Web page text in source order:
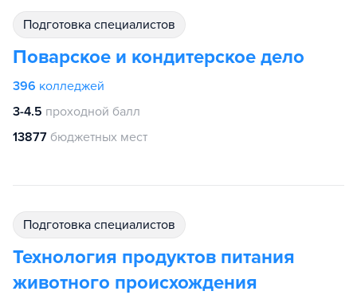
подготовка специалистов
Поварское и кондитерское дело
396 колледжей
3-4.5 проходной балл
13877 бюджетных мест
подготовка специалистов
Технология продуктов питания
животного происхождения